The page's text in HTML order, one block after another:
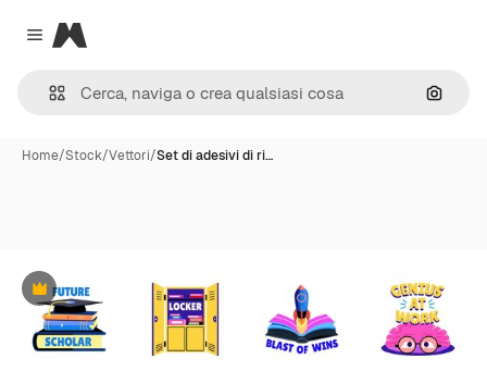
Close menu
Magnific
Cerca
Home/Stock/Vettori/Set di adesivi di ri…
Premium